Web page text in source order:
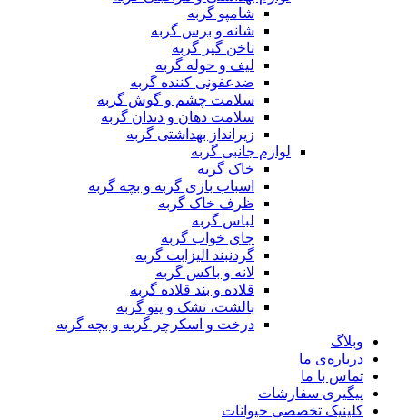
شامپو گربه
شانه و برس گربه
ناخن گیر گربه
لیف و حوله گربه
ضدعفونی کننده گربه
سلامت چشم و گوش گربه
سلامت دهان و دندان گربه
زیرانداز بهداشتی گربه
لوازم جانبی گربه
خاک گربه
اسباب بازی گربه و بچه گربه
ظرف خاک گربه
لباس گربه
جای خواب گربه
گردنبند الیزابت گربه
لانه و باکس گربه
قلاده و بند قلاده گربه
بالشت، تشک و پتو گربه
درخت و اسکرچر گربه و بچه گربه
وبلاگ
درباره‌ی ما
تماس با ما
پیگیری سفارشات
کلینیک تخصصی حیوانات